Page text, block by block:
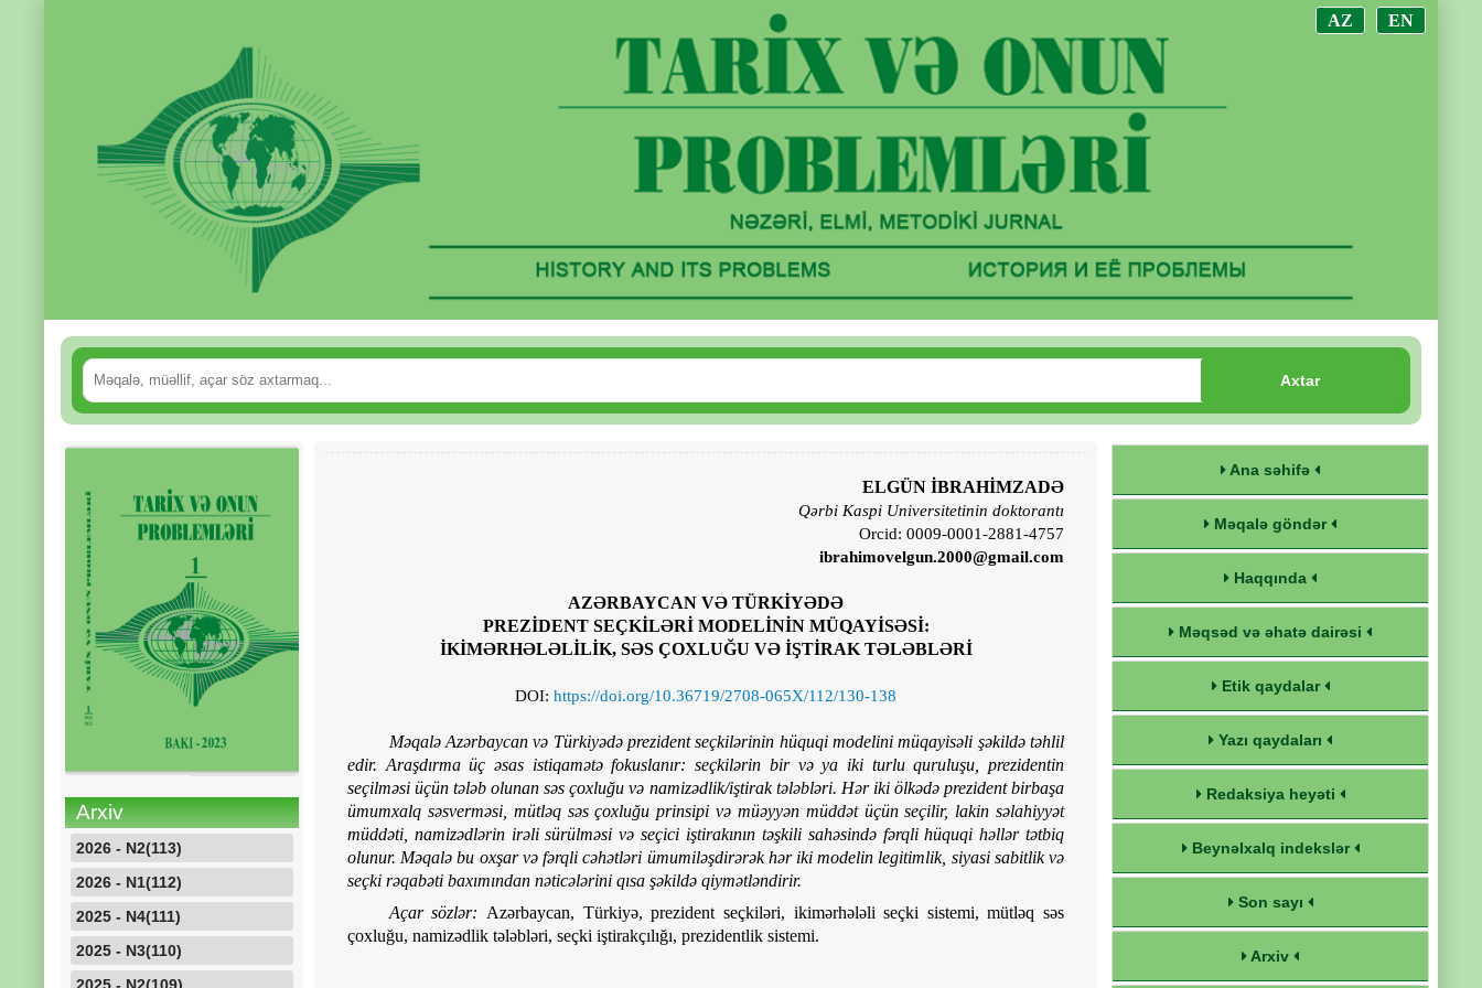
AZ EN
Axtar
Arxiv
2026 - N2(113)
2026 - N1(112)
2025 - N4(111)
2025 - N3(110)
ELGÜN İBRAHİMZADƏ
Qərbi Kaspi Universitetinin doktorantı
Orcid: 0009-0001-2881-4757
ibrahimovelgun.2000@gmail.com
AZƏRBAYCAN VƏ TÜRKİYƏDƏ
PREZİDENT SEÇKİLƏRİ MODELİNİN MÜQAYİSƏSİ:
İKİMƏRHƏLƏLİLİK, SƏS ÇOXLUĞU VƏ İŞTİRAK TƏLƏBLƏRİ
DOI: https://doi.org/10.36719/2708-065X/112/130-138
Məqalə Azərbaycan və Türkiyədə prezident seçkilərinin hüquqi modelini müqayisəli şəkildə təh­lil
edir. Araşdırma üç əsas istiqamətə fokuslanır: seçkilərin bir və ya iki turlu quruluşu, prezidentin
seçilməsi üçün tələb olunan səs çoxluğu və namizədlik/iştirak tələbləri. Hər iki ölkədə prezident bir­başa
ümumxalq səsverməsi, mütləq səs çoxluğu prinsipi və müəyyən müddət üçün seçilir, lakin səla­hiyyət
müddəti, namizədlərin irəli sürülməsi və seçici iştirakının təşkili sahəsində fərqli hüquqi həllər tətbiq
olunur. Məqalə bu oxşar və fərqli cəhətləri ümumiləşdirərək hər iki modelin legitimlik, siyasi sabitlik və
seçki rəqabəti baxımından nəticələrini qısa şəkildə qiymətləndirir.
Açar sözlər: Azərbaycan, Türkiyə, prezident seçkiləri, ikimərhələli seçki sistemi, mütləq səs
çoxluğu, namizədlik tələbləri, seçki iştirakçılığı, prezidentlik sistemi.
Ana səhifə
Məqalə göndər
Haqqında
Məqsəd və əhatə dairəsi
Etik qaydalar
Yazı qaydaları
Redaksiya heyəti
Beynəlxalq indekslər
Son sayı
Arxiv